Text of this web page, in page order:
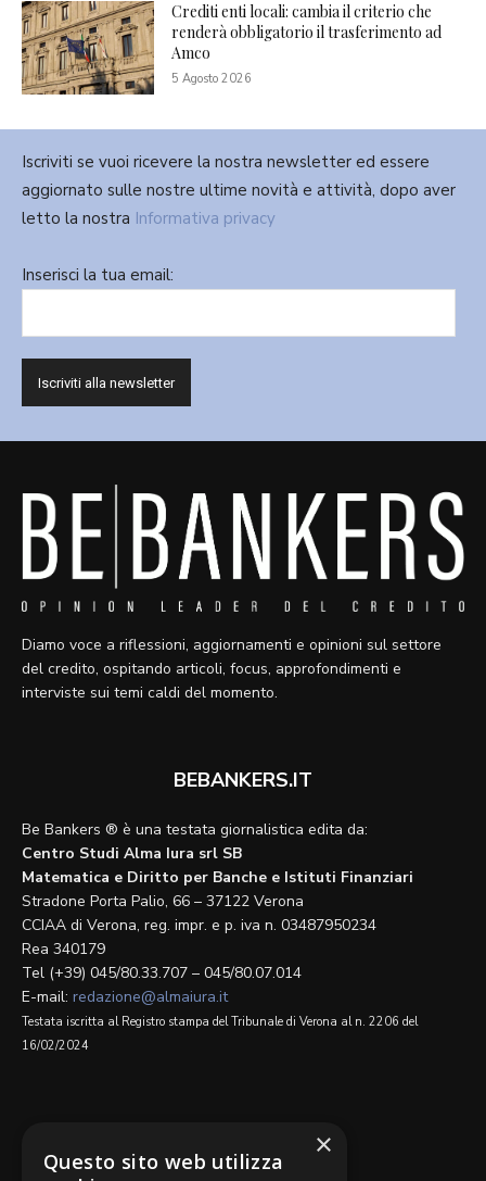
Crediti enti locali: cambia il criterio che
renderà obbligatorio il trasferimento ad
Amco
5 Agosto 2026
Iscriviti se vuoi ricevere la nostra newsletter ed essere
aggiornato sulle nostre ultime novità e attività, dopo aver
letto la nostra Informativa privacy
Inserisci la tua email:
Diamo voce a riflessioni, aggiornamenti e opinioni sul settore
del credito, ospitando articoli, focus, approfondimenti e
interviste sui temi caldi del momento.
BEBANKERS.IT
Be Bankers ® è una testata giornalistica edita da:
Centro Studi Alma Iura srl SB
Matematica e Diritto per Banche e Istituti Finanziari
Stradone Porta Palio, 66 – 37122 Verona
CCIAA di Verona, reg. impr. e p. iva n. 03487950234
Rea 340179
Tel (+39) 045/80.33.707 – 045/80.07.014
E-mail: redazione@almaiura.it
Testata iscritta al Registro stampa del Tribunale di Verona al n. 2206 del
16/02/2024
×
Questo sito web utilizza